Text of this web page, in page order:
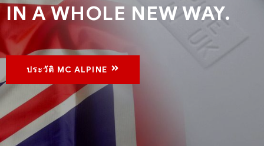
IN A WHOLE NEW WAY.
ประวัติ MC ALPINE